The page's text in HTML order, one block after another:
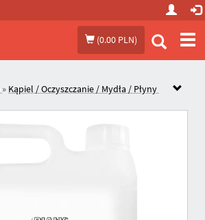
(0.00 PLN)
» Kąpiel / Oczyszczanie / Mydła / Płyny